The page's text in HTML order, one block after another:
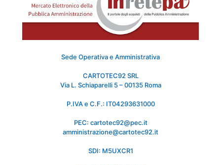
Sede Operativa e Amministrativa
CARTOTEC92 SRL
Via L. Schiaparelli 5 – 00135 Roma
P.IVA e C.F.: IT04293631000
PEC: cartotec92@pec.it
amministrazione@cartotec92.it
SDI: M5UXCR1